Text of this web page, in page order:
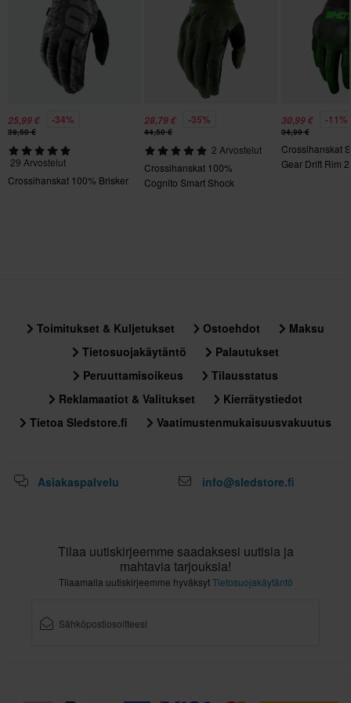
M
155 x 195 x 20 mm
25,99 € -34%
39,50 €
29 Arvostelut
Crossihanskat 100% Brisker
28,79 € -35%
44,50 €
2 Arvostelut
Crossihanskat 100%
Cognito Smart Shock
30,99 € -11%
34,99 €
Crossihanskat
Gear Drift Rim
Toimitukset & Kuljetukset Ostoehdot
Maksu
Tietosuojakäytäntö
Palautukset
Peruuttamisoikeus
Tilausstatus
Reklamaatiot & Valitukset
Kierrätystiedot
Tietoa Sledstore.fi
Vaatimustenmukaisuusvakuutus
Asiakaspalvelu info@sledstore.fi
Tilaa uutiskirjeemme saadaksesi uutisia ja
mahtavia tarjouksia!
Tilaamalla uutiskirjeemme hyväksytTietosuojakäytäntö